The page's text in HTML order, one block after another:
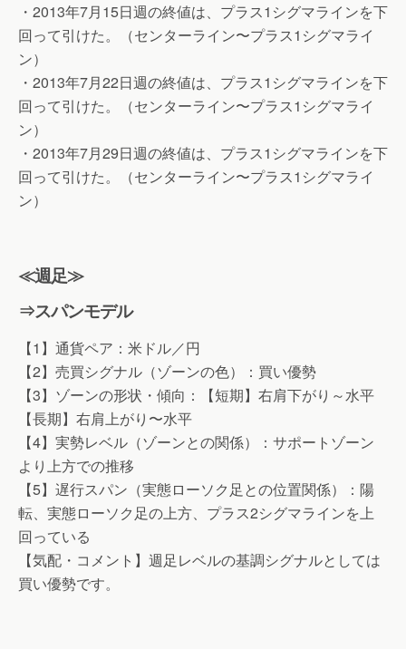
・2013年7月15日週の終値は、プラス1シグマラインを下
回って引けた。（センターライン〜プラス1シグマライ
ン）
・2013年7月22日週の終値は、プラス1シグマラインを下
回って引けた。（センターライン〜プラス1シグマライ
ン）
・2013年7月29日週の終値は、プラス1シグマラインを下
回って引けた。（センターライン〜プラス1シグマライ
ン）
≪週足≫
⇒スパンモデル
【1】通貨ペア：米ドル／円
【2】売買シグナル（ゾーンの色）：買い優勢
【3】ゾーンの形状・傾向：【短期】右肩下がり～水平
【長期】右肩上がり〜水平
【4】実勢レベル（ゾーンとの関係）：サポートゾーン
より上方での推移
【5】遅行スパン（実態ローソク足との位置関係）：陽
転、実態ローソク足の上方、プラス2シグマラインを上
回っている
【気配・コメント】週足レベルの基調シグナルとしては
買い優勢です。